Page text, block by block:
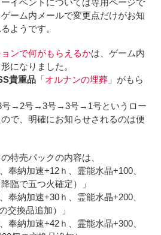
ーム内メールで変更点だけがお知
ようです。
ンで何がもらえるかは、ゲーム内
になりました。
貴重品 「オルナンの埋葬 」がもら
→2号→3号→3号→1号というロー
で、明確にお知らせされるのは便
特売パックの内容は、
奉納加速+12ｈ、霊能水晶+100、
降臨で五つ火確定）」
奉納加速+30ｈ、霊能水晶+200、
交換品追加）」
奉納加速+42ｈ、霊能水晶+300、